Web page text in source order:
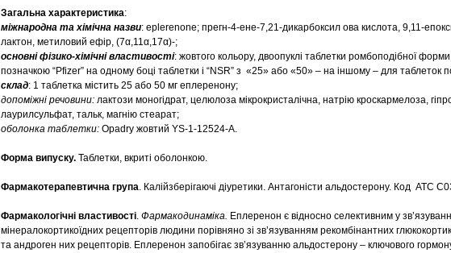
Загальна характеристика:
міжнародна та хімічна назви: eplerenone; прегн-4-eнe-7,21-дикарбоксил ова кислота, 9,11-
лактон, метиловий ефір, (7α,11α,17α)-;
основні фізико-хімічні властивості: жовтого кольору, двоопуклі таблетки ромбоподібної
позначкою “Pfizer” на одному боці таблетки і “NSR” з «25» або «50» – на іншому – для таблеток
склад: 1 таблетка містить 25 або 50 мг еплеренону;
допоміжні речовини: лактози моногідрат, целюлоза мікрокристалічна, натрію кроскармелоза,
лаурилсульфат, тальк, магнію стеарат;
оболонка таблетки: Opadry жовтий YS-1-12524-А.
Форма випуску. Таблетки, вкриті оболонкою.
Фармакотерапевтична група. Калійзберігаючі діуретики. Антагоністи альдостерону. Код АТС
Фармакологічні властивості. Фармакодинаміка. Еплеренон є відносно селективним у
мінералокортикоїдних рецепторів людини порівняно зі зв’язуванням рекомбінантних
та андроген них рецепторів. Еплеренон запобігає зв’язуванню альдостерону – ключового